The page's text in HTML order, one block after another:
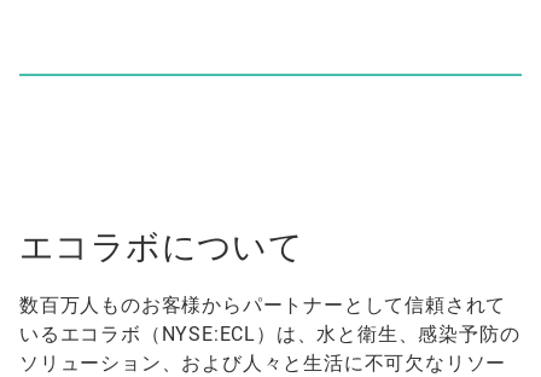
エコラボについて
数百万人ものお客様からパートナーとして信頼されて
いるエコラボ（NYSE:ECL）は、水と衛生、感染予防の
ソリューション、および人々と生活に不可欠なリソー